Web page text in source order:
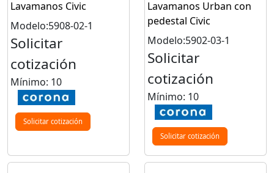
Lavamanos Civic
Modelo:5908-02-1
Solicitar
cotización
Mínimo: 10
Solicitar cotización
Lavamanos Urban con
pedestal Civic
Modelo:5902-03-1
Solicitar
cotización
Mínimo: 10
Solicitar cotización